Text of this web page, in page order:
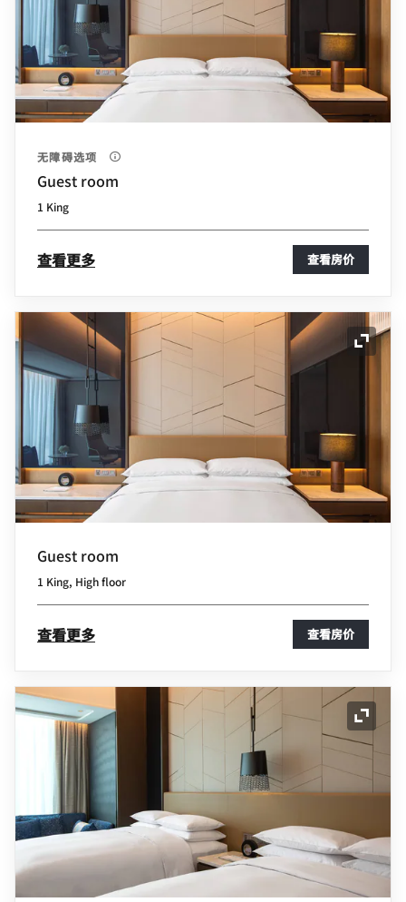
无障碍选项
Guest room
1 King
查看更多 查看房价
展开
Guest room
1 King, High floor
查看更多 查看房价
展开